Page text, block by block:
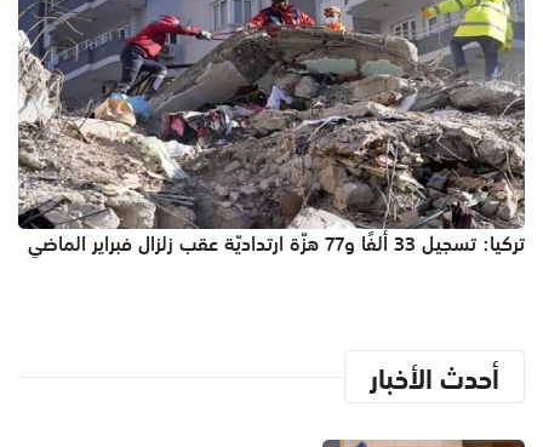
تركيا: تسجيل 33 ألفًا و77 هزّة ارتداديّة عقب زلزال فبراير الماضي
أحدث الأخبار